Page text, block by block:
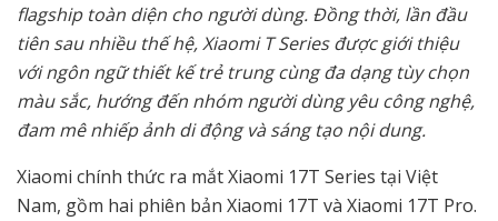
flagship toàn diện cho người dùng. Đồng thời, lần đầu
tiên sau nhiều thế hệ, Xiaomi T Series được giới thiệu
với ngôn ngữ thiết kế trẻ trung cùng đa dạng tùy chọn
màu sắc, hướng đến nhóm người dùng yêu công nghệ,
đam mê nhiếp ảnh di động và sáng tạo nội dung.
Xiaomi chính thức ra mắt Xiaomi 17T Series tại Việt
Nam, gồm hai phiên bản Xiaomi 17T và Xiaomi 17T Pro.